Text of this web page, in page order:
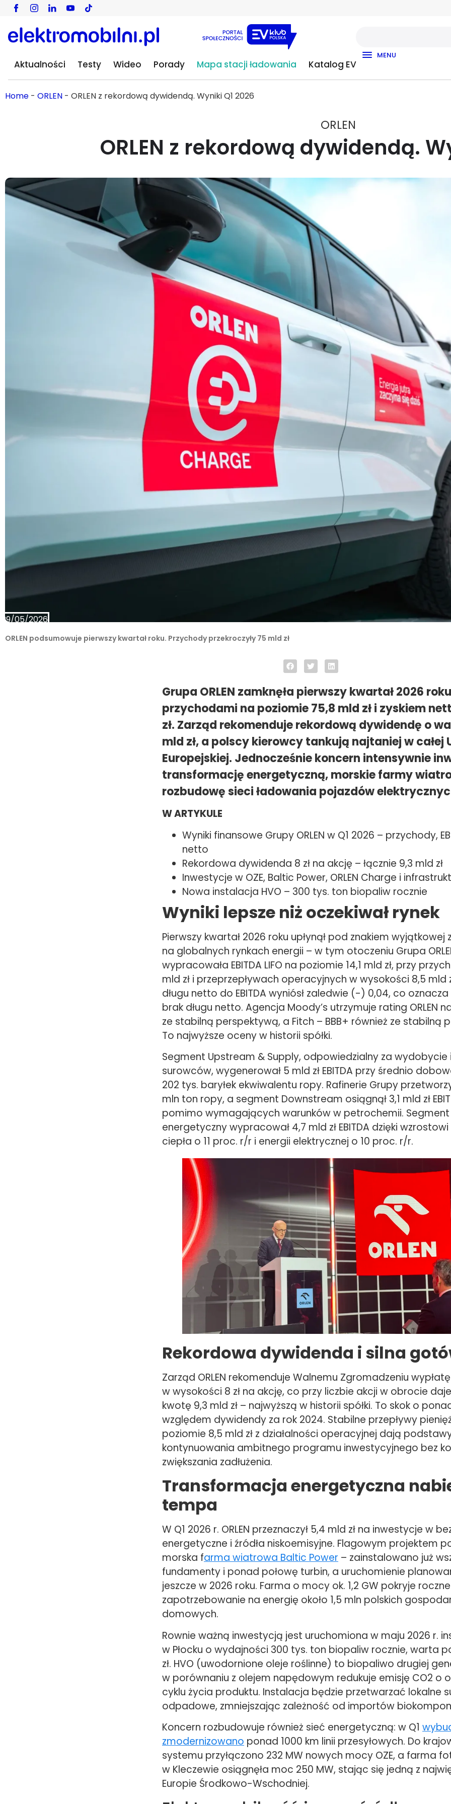
Aktualności Testy Wideo Porady Mapa stacji ładowania Katalog EV
MENU
Home - ORLEN - ORLEN z rekordową dywidendą. Wyniki Q1 2026
ORLEN
ORLEN z rekordową dywidendą.
29/05/2026
ORLEN podsumowuje pierwszy kwartał roku. Przychody przekroczyły 75 mld zł
Grupa ORLEN zamknęła pierwszy kwartał 2026
przychodami na poziomie 75,8 mld zł i zyskiem
zł. Zarząd rekomenduje rekordową dywidendę o
mld zł, a polscy kierowcy tankują najtaniej w całej
Europejskiej. Jednocześnie koncern intensywnie
transformację energetyczną, morskie farmy
rozbudowę sieci ładowania pojazdów
W ARTYKULE
Wyniki finansowe Grupy ORLEN w Q1 2026 – przychody,
netto
Rekordowa dywidenda 8 zł na akcję – łącznie 9,3 mld zł
Inwestycje w OZE, Baltic Power, ORLEN Charge i
Nowa instalacja HVO – 300 tys. ton biopaliw rocznie
Wyniki lepsze niż oczekiwał rynek
Pierwszy kwartał 2026 roku upłynął pod znakiem wyjątkowej
na globalnych rynkach energii – w tym otoczeniu Grupa
wypracowała EBITDA LIFO na poziomie 14,1 mld zł, przy
mld zł i przeprzepływach operacyjnych w wysokości 8,5 mld
długu netto do EBITDA wyniósł zaledwie (-) 0,04, co
brak długu netto. Agencja Moody’s utrzymuje rating ORLEN
ze stabilną perspektywą, a Fitch – BBB+ również ze stabilną
To najwyższe oceny w historii spółki.
Segment Upstream & Supply, odpowiedzialny za
surowców, wygenerował 5 mld zł EBITDA przy średnio
202 tys. baryłek ekwiwalentu ropy. Rafinerie Grupy
mln ton ropy, a segment Downstream osiągnął 3,1 mld zł
pomimo wymagających warunków w petrochemii. Segment
energetyczny wypracował 4,7 mld zł EBITDA dzięki
ciepła o 11 proc. r/r i energii elektrycznej o 10 proc. r/r.
Rekordowa dywidenda i silna
Zarząd ORLEN rekomenduje Walnemu Zgromadzeniu
w wysokości 8 zł na akcję, co przy liczbie akcji w obrocie
kwotę 9,3 mld zł – najwyższą w historii spółki. To skok o
względem dywidendy za rok 2024. Stabilne przepływy
poziomie 8,5 mld zł z działalności operacyjnej dają
kontynuowania ambitnego programu inwestycyjnego bez
zwiększania zadłużenia.
Transformacja energetyczna
tempa
W Q1 2026 r. ORLEN przeznaczył 5,4 mld zł na inwestycje w
energetyczne i źródła niskoemisyjne. Flagowym projektem
morska farma wiatrowa Baltic Power – zainstalowano już
fundamenty i ponad połowę turbin, a uruchomienie
jeszcze w 2026 roku. Farma o mocy ok. 1,2 GW pokryje roczne
zapotrzebowanie na energię około 1,5 mln polskich
domowych.
Rownie ważną inwestycją jest uruchomiona w maju 2026 r.
w Płocku o wydajności 300 tys. ton biopaliw rocznie, warta
zł. HVO (uwodornione oleje roślinne) to biopaliwo drugiej
w porównaniu z olejem napędowym redukuje emisję CO2 o
cyklu życia produktu. Instalacja będzie przetwarzać lokalne
odpadowe, zmniejszając zależność od importów
Koncern rozbudowuje również sieć energetyczną: w Q1
zmodernizowano ponad 1000 km linii przesyłowych. Do
systemu przyłączono 232 MW nowych mocy OZE, a farma
w Kleczewie osiągnęła moc 250 MW, stając się jedną z
Europie Środkowo-Wschodniej.